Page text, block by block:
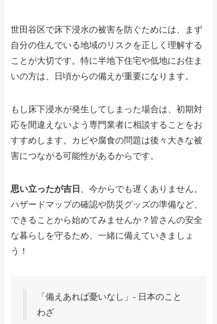
世田谷区で床下浸水の被害を防ぐためには、まず
自分の住んでいる地域のリスクを正しく理解する
ことが大切です。特に半地下住宅や低地にお住ま
いの方は、日頃からの備えが重要になります。
もし床下浸水が発生してしまった場合は、初期対
応を間違えないよう専門業者に相談することをお
すすめします。カビや腐食の問題は後々大きな被
害につながる可能性があるからです。
思い立ったが吉日 、今からでも遅くありません。
ハザードマップの確認や防災グッズの準備など、
できることから始めてみませんか？皆さんの安全
な暮らしを守るため、一緒に備えていきましょ
う！
「備えあれば憂いなし」- 日本のこと
わざ